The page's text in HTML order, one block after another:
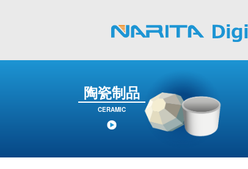
陶瓷制品
CERAMIC